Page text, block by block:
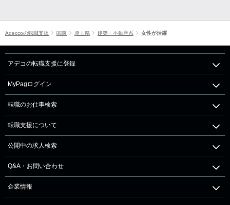
Adeccoの転職支援 関東 埼玉県 建築・不動産系 女性が活躍
アデコの転職支援に登録
MyPagログイン
転職のお仕事検索
転職支援について
公開中の求人検索
Q&A・お問い合わせ
企業情報